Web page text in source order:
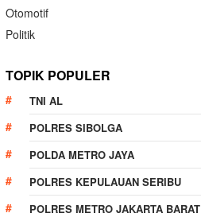
Otomotif
Politik
TOPIK POPULER
TNI AL
POLRES SIBOLGA
POLDA METRO JAYA
POLRES KEPULAUAN SERIBU
POLRES METRO JAKARTA BARAT